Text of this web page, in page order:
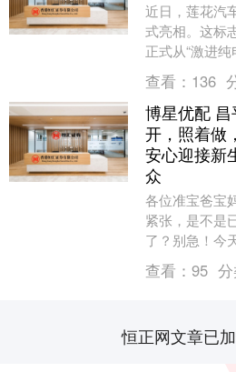
近日，莲花汽
式亮相。这标
正式从“激进纯
年，莲花发布
查看： 136
博星优配
开，照着做
安心迎接新
众
各位准宝爸宝
紧张，是不是
了？别急！今
准备了一份昌
档攻略！里面
查看： 95 分
恒正网文章已